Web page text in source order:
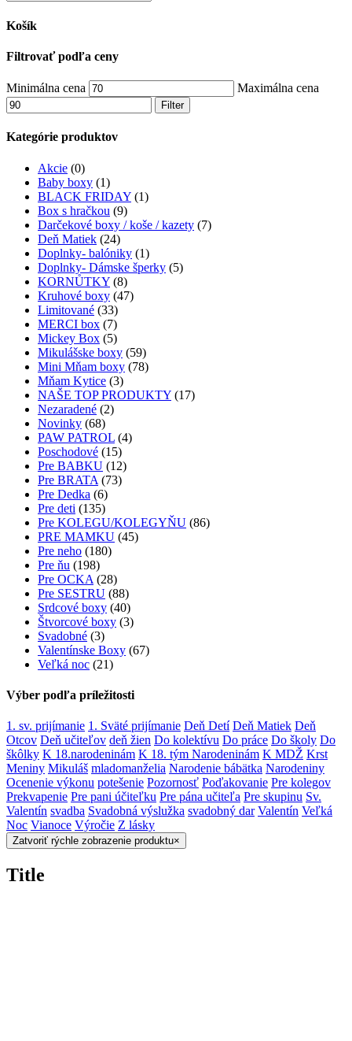
Košík
Filtrovať podľa ceny
Minimálna cena Maximálna cena
Filter
Kategórie produktov
Akcie (0)
Baby boxy (1)
BLACK FRIDAY (1)
Box s hračkou (9)
Darčekové boxy / koše / kazety (7)
Deň Matiek (24)
Doplnky- balóniky (1)
Doplnky- Dámske šperky (5)
KORNŮTKY (8)
Kruhové boxy (47)
Limitované (33)
MERCI box (7)
Mickey Box (5)
Mikulášske boxy (59)
Mini Mňam boxy (78)
Mňam Kytice (3)
NAŠE TOP PRODUKTY (17)
Nezaradené (2)
Novinky (68)
PAW PATROL (4)
Poschodové (15)
Pre BABKU (12)
Pre BRATA (73)
Pre Dedka (6)
Pre deti (135)
Pre KOLEGU/KOLEGYŇU (86)
PRE MAMKU (45)
Pre neho (180)
Pre ňu (198)
Pre OCKA (28)
Pre SESTRU (88)
Srdcové boxy (40)
Štvorcové boxy (3)
Svadobné (3)
Valentínske Boxy (67)
Veľká noc (21)
Výber podľa príležitosti
1. sv. prijímanie 1. Sväté prijímanie Deň Detí Deň Matiek Deň
Otcov Deň učiteľov deň žien Do kolektívu Do práce Do školy Do
škôlky K 18.narodeninám K 18. tým Narodeninám K MDŽ Krst
Meniny Mikuláš mladomanželia Narodenie bábätka Narodeniny
Ocenenie výkonu potešenie Pozornosť Poďakovanie Pre kolegov
Prekvapenie Pre pani účiteľku Pre pána učiteľa Pre skupinu Sv.
Valentín svadba Svadobná výslužka svadobný dar Valentín Veľká
Noc Vianoce Výročie Z lásky
Zatvoriť rýchle zobrazenie produktu×
Title